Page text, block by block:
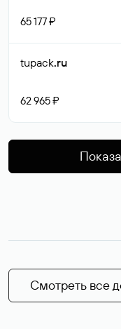
65 177 ₽
tupack.ru
62 965 ₽
Смотреть все